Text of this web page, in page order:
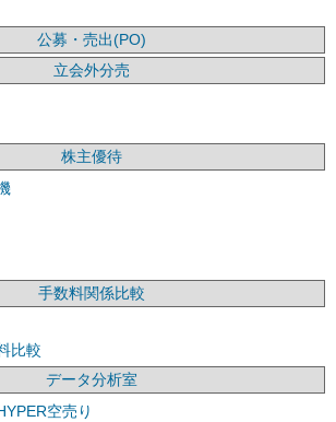
公募・売出(PO)
立会外分売
株主優待
手数料関係比較
比較
データ分析室
空売り